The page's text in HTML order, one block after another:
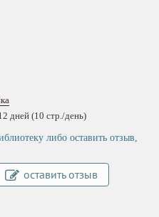
дней (10 стр./день)
либо оставить отзыв,
оставить отзыв